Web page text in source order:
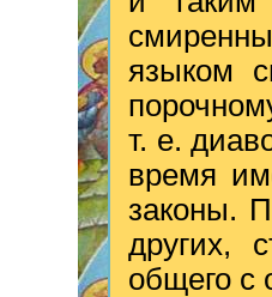
языком
т. е.
время
законы.
других,
общего с